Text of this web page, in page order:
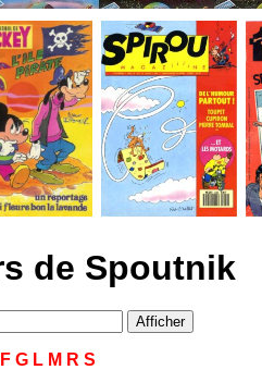
de Spoutnik
F G L M R S